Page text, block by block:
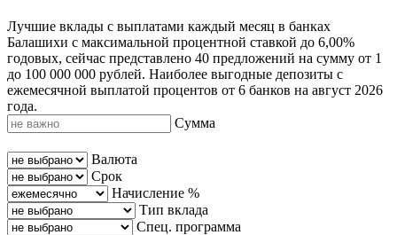
Лучшие вклады с выплатами каждый месяц в банках
Балашихи с максимальной процентной ставкой до 6,00%
годовых, сейчас представлено 40 предложений на сумму от 1
до 100 000 000 рублей. Наиболее выгодные депозиты с
ежемесячной выплатой процентов от 6 банков на август 2026
года.
Сумма
Валюта
Срок
Начисление %
Тип вклада
Спец. программа